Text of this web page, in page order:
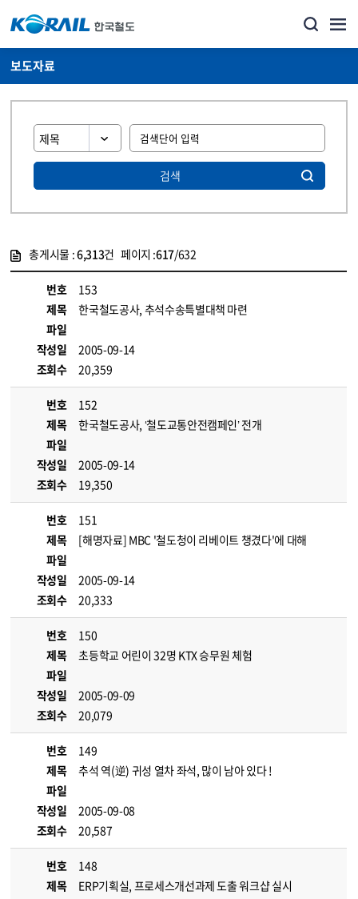
보도자료
검색
총게시물 :6,313건 페이지 :617/632
번호
153
제목
한국철도공사, 추석수송특별대책 마련
파일
작성일
2005-09-14
조회수
20,359
번호
152
제목
한국철도공사, ‘철도교통안전캠페인’ 전개
파일
작성일
2005-09-14
조회수
19,350
번호
151
제목
[해명자료] MBC '철도청이 리베이트 챙겼다'에 대해
파일
작성일
2005-09-14
조회수
20,333
번호
150
제목
초등학교 어린이 32명 KTX 승무원 체험
파일
작성일
2005-09-09
조회수
20,079
번호
149
제목
추석 역(逆) 귀성 열차 좌석, 많이 남아 있다 !
파일
작성일
2005-09-08
조회수
20,587
번호
148
제목
ERP기획실, 프로세스개선과제 도출 워크샵 실시